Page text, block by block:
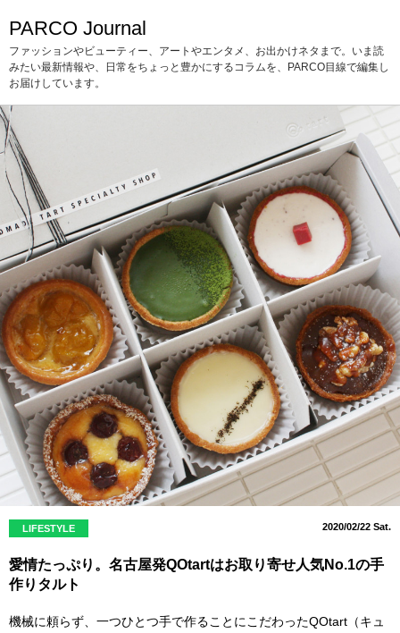
PARCO Journal
ファッションやビューティー、アートやエンタメ、お出かけネタまで。いま読
みたい最新情報や、日常をちょっと豊かにするコラムを、PARCO目線で編集し
お届けしています。
LIFESTYLE 2020/02/22 Sat.
愛情たっぷり。名古屋発QOtartはお取り寄せ人気No.1の手
作りタルト
機械に頼らず、一つひとつ手で作ることにこだわったQOtart（キュ